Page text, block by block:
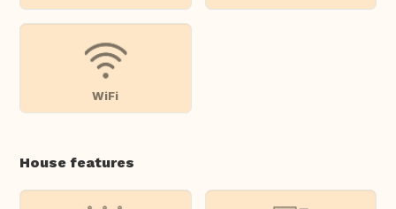
WiFi
House features